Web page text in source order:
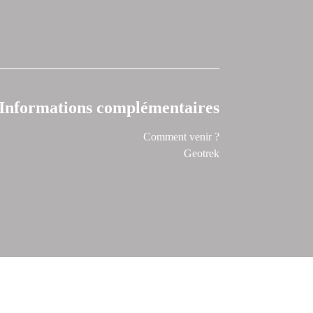
Informations complémentaires
Comment venir ?
Geotrek